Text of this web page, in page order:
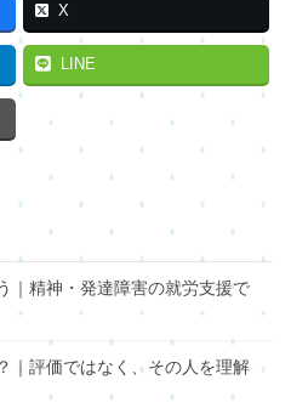
X
LINE
｜精神・発達障害の就労支援で
｜評価ではなく、その人を理解